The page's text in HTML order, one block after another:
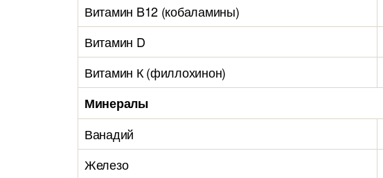
Витамин B12 (кобаламины)
Витамин D
Витамин К (филлохинон)
Минералы
Ванадий
Железо